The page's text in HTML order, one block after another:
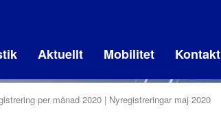
Aktuellt Mobilitet Kontakt
per månad 2020 Nyregistreringar maj 2020